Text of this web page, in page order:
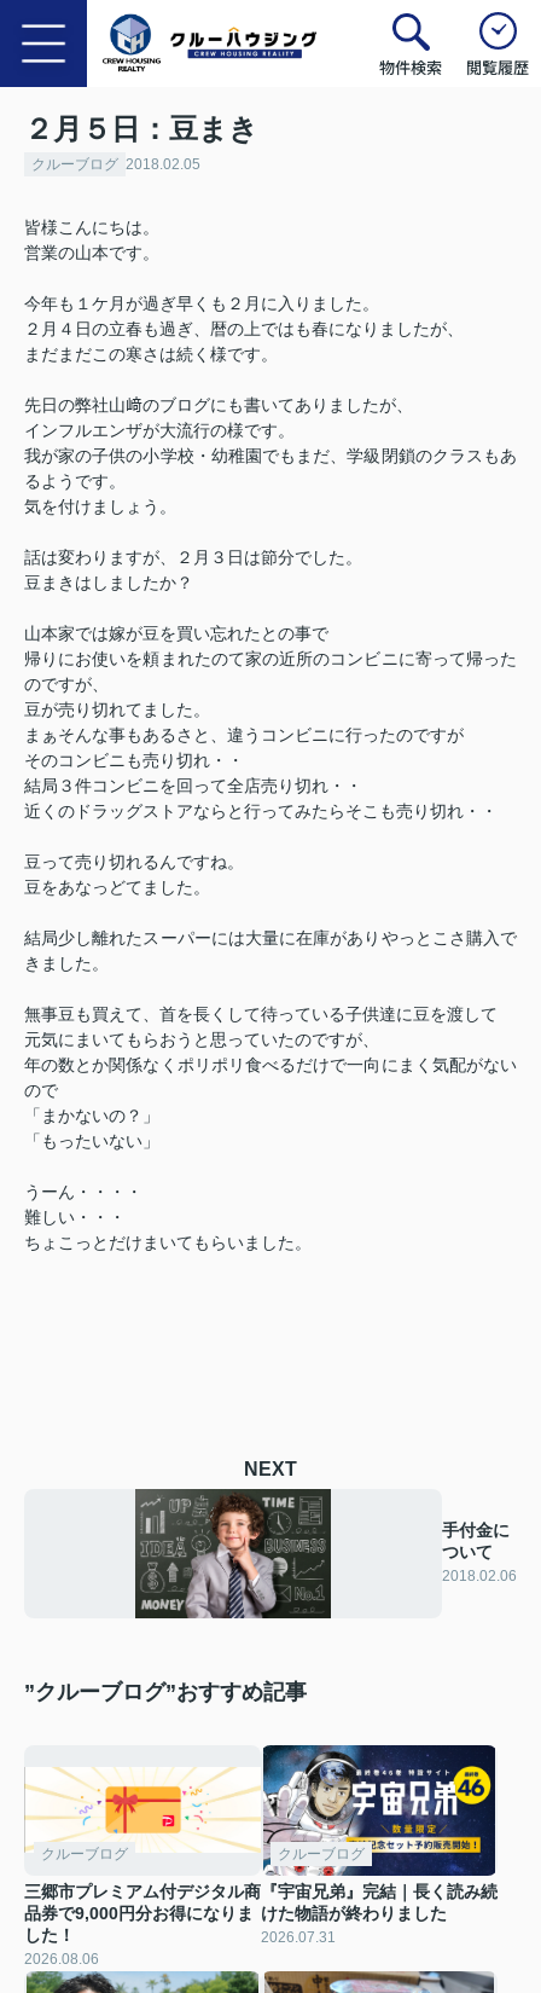
物件検索 閲覧履歴
２月５日：豆まき
クルーブログ 2018.02.05
皆様こんにちは。
営業の山本です。
今年も１ケ月が過ぎ早くも２月に入りました。
２月４日の立春も過ぎ、暦の上ではも春になりましたが、
まだまだこの寒さは続く様です。
先日の弊社山﨑のブログにも書いてありましたが、
インフルエンザが大流行の様です。
我が家の子供の小学校・幼稚園でもまだ、学級閉鎖のクラスもあ
るようです。
気を付けましょう。
話は変わりますが、２月３日は節分でした。
豆まきはしましたか？
山本家では嫁が豆を買い忘れたとの事で
帰りにお使いを頼まれたのて家の近所のコンビニに寄って帰った
のですが、
豆が売り切れてました。
まぁそんな事もあるさと、違うコンビニに行ったのですが
そのコンビニも売り切れ・・
結局３件コンビニを回って全店売り切れ・・
近くのドラッグストアならと行ってみたらそこも売り切れ・・
豆って売り切れるんですね。
豆をあなっどてました。
結局少し離れたスーパーには大量に在庫がありやっとこさ購入で
きました。
無事豆も買えて、首を長くして待っている子供達に豆を渡して
元気にまいてもらおうと思っていたのですが、
年の数とか関係なくポリポリ食べるだけで一向にまく気配がない
ので
「まかないの？」
「もったいない」
うーん・・・・
難しい・・・
ちょこっとだけまいてもらいました。
NEXT
手付金に
ついて
2018.02.06
”クルーブログ”おすすめ記事
クルーブログ
三郷市プレミアム付デジタル商
品券で9,000円分お得になりま
した！
2026.08.06
クルーブログ
『宇宙兄弟』完結｜長く読み続
けた物語が終わりました
2026.07.31